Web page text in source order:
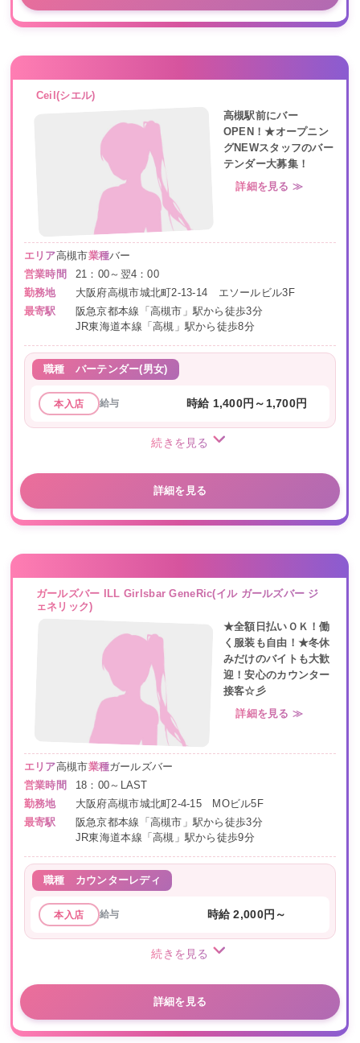
Ceil(シエル)
高槻駅前にバー
OPEN！★オープニン
グNEWスタッフのバー
テンダー大募集！
詳細を見る ≫
エリア高槻市業種バー
営業時間
21：00～翌4：00
勤務地
大阪府高槻市城北町2-13-14 エソールビル3F
最寄駅
阪急京都本線「高槻市」駅から徒歩3分
JR東海道本線「高槻」駅から徒歩8分
職種 バーテンダー(男女)
本入店 給与 時給 1,400円～1,700円
続きを見る
詳細を見る
ガールズバー ILL Girlsbar GeneRic(イル ガールズバー ジ
ェネリック)
★全額日払いＯＫ！働
く服装も自由！★冬休
みだけのバイトも大歓
迎！安心のカウンター
接客☆彡
詳細を見る ≫
エリア高槻市業種ガールズバー
営業時間
18：00～LAST
勤務地
大阪府高槻市城北町2-4-15 MOビル5F
最寄駅
阪急京都本線「高槻市」駅から徒歩3分
JR東海道本線「高槻」駅から徒歩9分
職種 カウンターレディ
本入店 給与 時給 2,000円～
続きを見る
詳細を見る